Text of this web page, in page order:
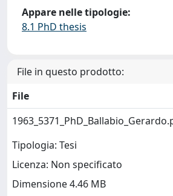
Appare nelle tipologie:
8.1 PhD thesis
File in questo prodotto:
File
Tipologia: Tesi
Licenza: Non specificato
Dimensione 4.46 MB